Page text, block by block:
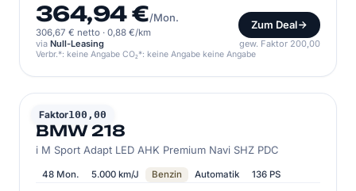
364,94 €/Mon.
306,67 € netto · 0,88 €/km
Zum Deal
via Null-Leasing gew. Faktor 200,00
Verbr.*: keine Angabe CO₂*: keine Angabe keine Angabe
Faktor100,00
BMW
BMW 218
i M Sport Adapt LED AHK Premium Navi SHZ PDC
48 Mon. 5.000 km/J Benzin Automatik 136 PS